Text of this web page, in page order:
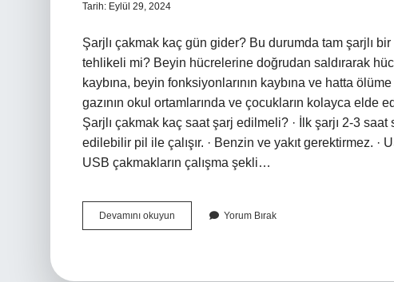
Tarih: Eylül 29, 2024
Şarjlı çakmak kaç gün gider? Bu durumda tam şarjlı
tehlikeli mi? Beyin hücrelerine doğrudan saldırarak
kaybına, beyin fonksiyonlarının kaybına ve hatta
gazının okul ortamlarında ve çocukların kolayca elde
Şarjlı çakmak kaç saat şarj edilmeli? · İlk şarjı 2-3
edilebilir pil ile çalışır. · Benzin ve yakıt gerektirmez. ·
USB çakmakların çalışma şekli…
Devamını okuyun Elektrikli
Çakmak
Yorum Bırak